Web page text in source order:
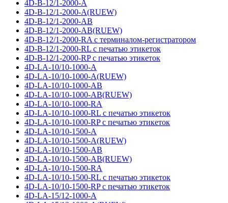
4D-B-12/1-2000-A
4D-B-12/1-2000-A(RUEW)
4D-B-12/1-2000-AB
4D-B-12/1-2000-AB(RUEW)
4D-B-12/1-2000-RA с терминалом-регистратором
4D-B-12/1-2000-RL с печатью этикеток
4D-B-12/1-2000-RP с печатью этикеток
4D-LA-10/10-1000-A
4D-LA-10/10-1000-A(RUEW)
4D-LA-10/10-1000-AB
4D-LA-10/10-1000-AB(RUEW)
4D-LA-10/10-1000-RA
4D-LA-10/10-1000-RL с печатью этикеток
4D-LA-10/10-1000-RP с печатью этикеток
4D-LA-10/10-1500-A
4D-LA-10/10-1500-A(RUEW)
4D-LA-10/10-1500-AB
4D-LA-10/10-1500-AB(RUEW)
4D-LA-10/10-1500-RA
4D-LA-10/10-1500-RL с печатью этикеток
4D-LA-10/10-1500-RP с печатью этикеток
4D-LA-15/12-1000-A